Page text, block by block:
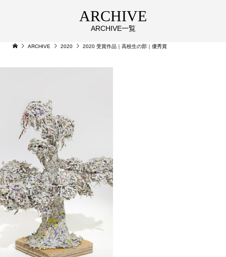
ARCHIVE
ARCHIVE一覧
ARCHIVE 2020 2020 受賞作品｜高校生の部｜優秀賞